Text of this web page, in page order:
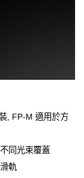
, FP-M 適用於方
同光束覆蓋
軌